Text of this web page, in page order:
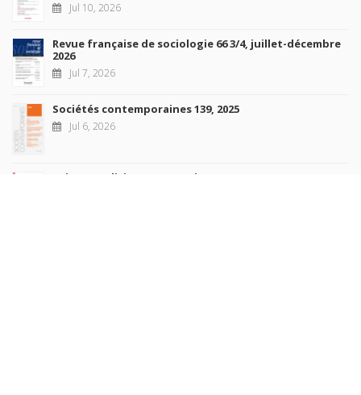
Jul 10, 2026
Revue française de sociologie 66 3/4, juillet-décembre
2026
Jul 7, 2026
Sociétés contemporaines 139, 2025
Jul 6, 2026
Raisons politiques 102, mai 2026